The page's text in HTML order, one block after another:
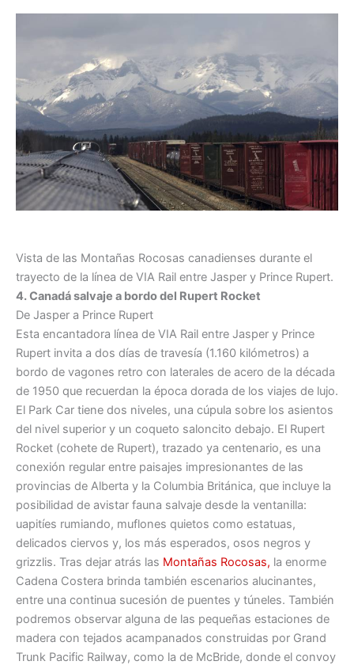
Vista de las Montañas Rocosas canadienses durante el
trayecto de la línea de VIA Rail entre Jasper y Prince Rupert.
4. Canadá salvaje a bordo del Rupert Rocket
De Jasper a Prince Rupert
Esta encantadora línea de VIA Rail entre Jasper y Prince
Rupert invita a dos días de travesía (1.160 kilómetros) a
bordo de vagones retro con laterales de acero de la década
de 1950 que recuerdan la época dorada de los viajes de lujo.
El Park Car tiene dos niveles, una cúpula sobre los asientos
del nivel superior y un coqueto saloncito debajo. El Rupert
Rocket (cohete de Rupert), trazado ya centenario, es una
conexión regular entre paisajes impresionantes de las
provincias de Alberta y la Columbia Británica, que incluye la
posibilidad de avistar fauna salvaje desde la ventanilla:
uapitíes rumiando, muflones quietos como estatuas,
delicados ciervos y, los más esperados, osos negros y
grizzlis. Tras dejar atrás las Montañas Rocosas, la enorme
Cadena Costera brinda también escenarios alucinantes,
entre una continua sucesión de puentes y túneles. También
podremos observar alguna de las pequeñas estaciones de
madera con tejados acampanados construidas por Grand
Trunk Pacific Railway, como la de McBride, donde el convoy